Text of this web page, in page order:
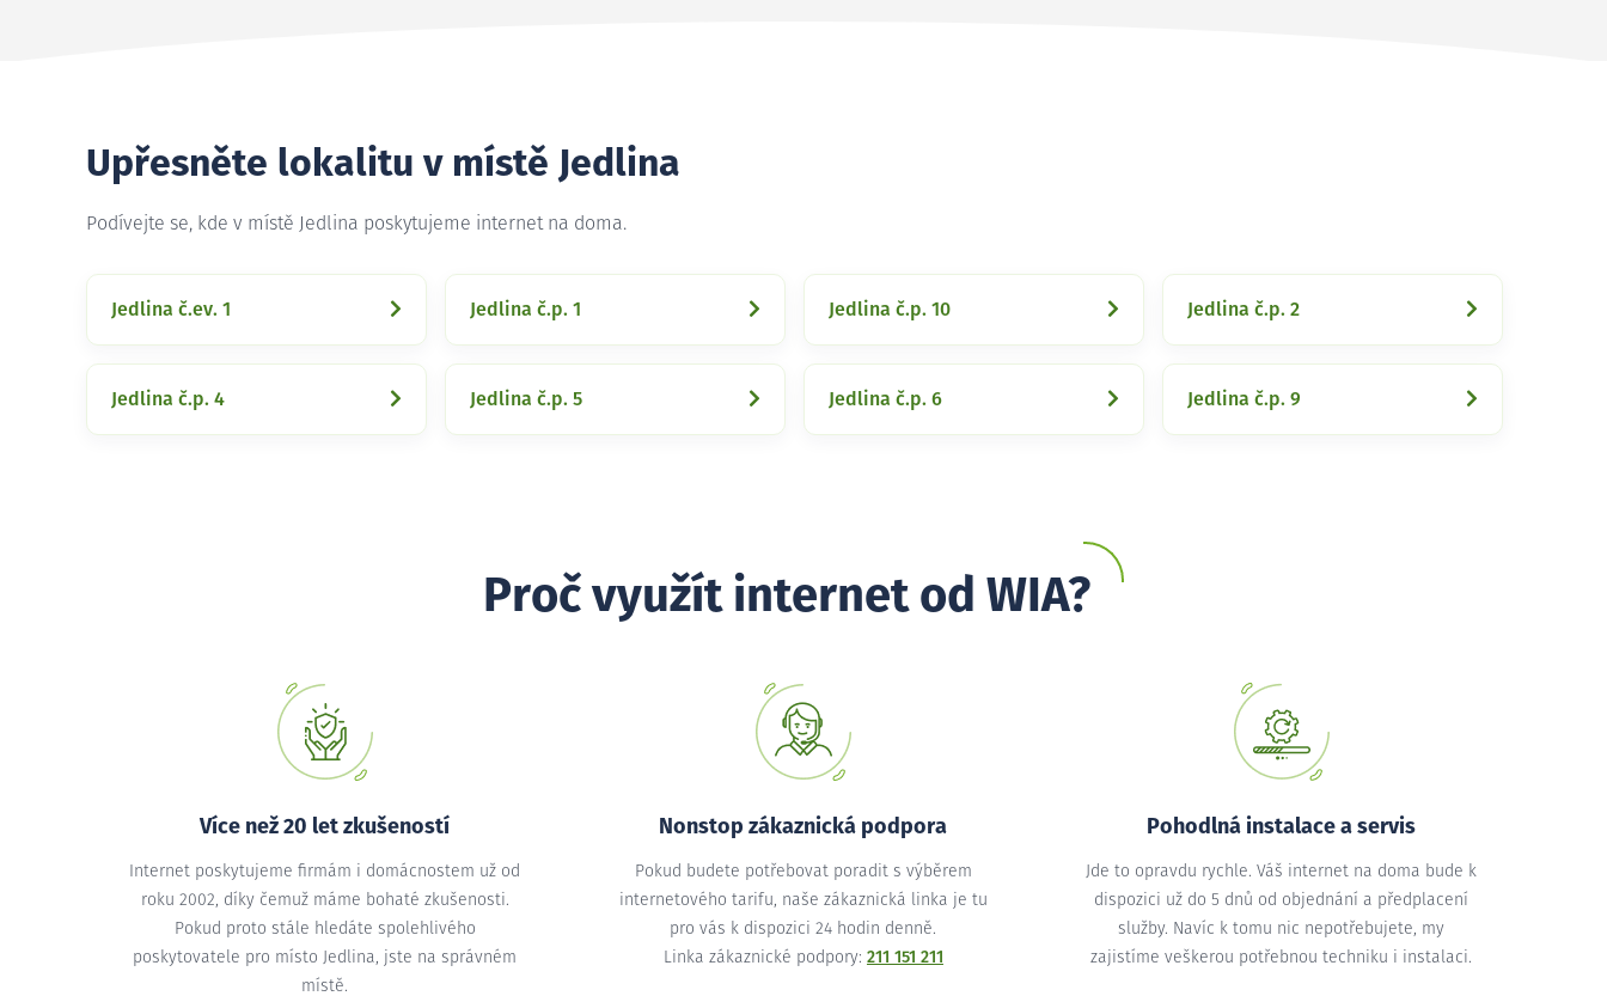
Upřesněte lokalitu v místě Jedlina
Podívejte se, kde v místě Jedlina poskytujeme internet na doma.
Jedlina č.ev. 1 Jedlina č.p. 1 Jedlina č.p. 10 Jedlina č.p. 2
Jedlina č.p. 4 Jedlina č.p. 5 Jedlina č.p. 6 Jedlina č.p. 9
Proč využít internet od WIA?
Více než 20 let zkušeností
Internet poskytujeme firmám i domácnostem už od
roku 2002, díky čemuž máme bohaté zkušenosti.
Pokud proto stále hledáte spolehlivého
poskytovatele pro místo Jedlina, jste na správném
místě.
Nonstop zákaznická podpora
Pokud budete potřebovat poradit s výběrem
internetového tarifu, naše zákaznická linka je tu
pro vás k dispozici 24 hodin denně.
Linka zákaznické podpory: 211 151 211
Pohodlná instalace a servis
Jde to opravdu rychle. Váš internet na doma bude k
dispozici už do 5 dnů od objednání a předplacení
služby. Navíc k tomu nic nepotřebujete, my
zajistíme veškerou potřebnou techniku i instalaci.